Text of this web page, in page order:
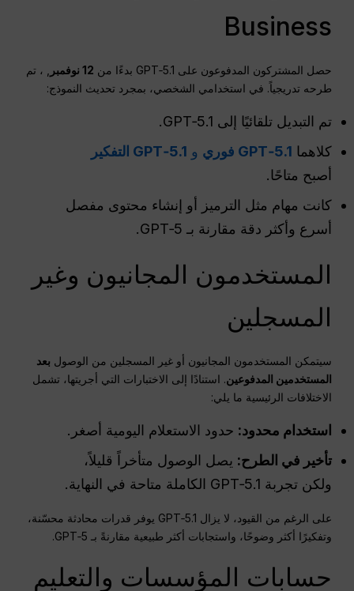
Business
حصل المشتركون المدفوعون على GPT‑5.1 بدءًا من 12 نوفمبر
, ، تم
طرحه تدريجياً. في استخدامي الشخصي، بمجرد تحديث النموذج:
تم التبديل تلقائيًا إلى GPT‑5.1.
كلاهما GPT‑5.1 فوري و GPT‑5.1 التفكير
أصبح متاحًا.
كانت مهام مثل الترميز أو إنشاء محتوى مفصل
أسرع وأكثر دقة مقارنة بـ GPT‑5.
المستخدمون المجانيون وغير
المسجلين
سيتمكن المستخدمون المجانيون أو غير المسجلين من الوصول بعد
المستخدمين المدفوعين. استنادًا إلى الاختبارات التي أجريتها، تشمل
الاختلافات الرئيسية ما يلي:
استخدام محدود: حدود الاستعلام اليومية أصغر.
تأخير في الطرح: يصل الوصول متأخراً قليلاً،
ولكن تجربة GPT‑5.1 الكاملة متاحة في النهاية.
على الرغم من القيود، لا يزال GPT‑5.1 يوفر قدرات محادثة محسّنة،
وتفكيرًا أكثر وضوحًا، واستجابات أكثر طبيعية مقارنةً بـ GPT‑5.
حسابات المؤسسات والتعليم